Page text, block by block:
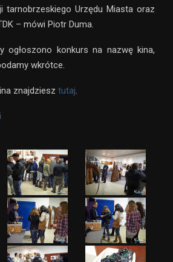
tarnobrzeskiego Urzędu Miasta oraz
– mówi Piotr Duma.
ogłoszono konkurs na nazwę kina,
wkrótce.
znajdziesz tutaj.